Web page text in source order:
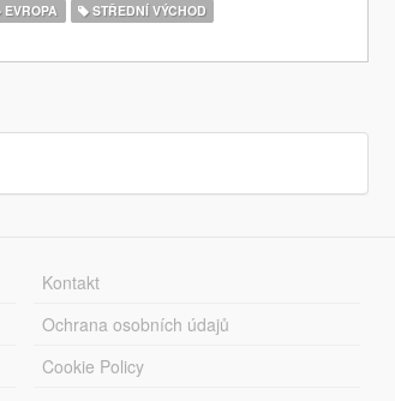
EVROPA
STŘEDNÍ VÝCHOD
Kontakt
Ochrana osobních údajů
Cookie Policy